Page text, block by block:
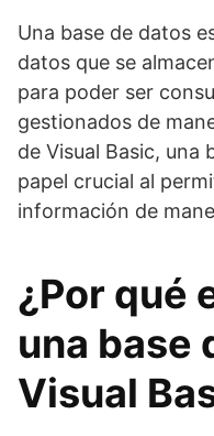
Una base de datos
datos que se
para poder ser
gestionados de
de Visual Basic, una
papel crucial al
información de
¿Por qué
una base
Visual